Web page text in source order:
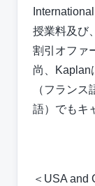
授業料及び
割引オファ
尚、Kaplan
（フラン
語）でもキ
＜USA and